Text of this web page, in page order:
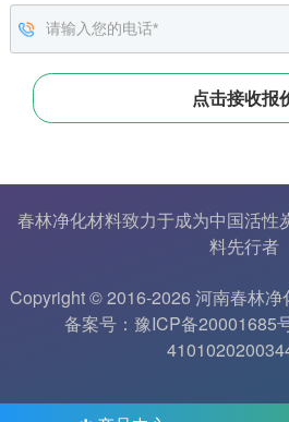
春林净化材料致力于成为中国活性
料先行者
Copyright © 2016-2026 河南春林
备案号：豫ICP备20001685